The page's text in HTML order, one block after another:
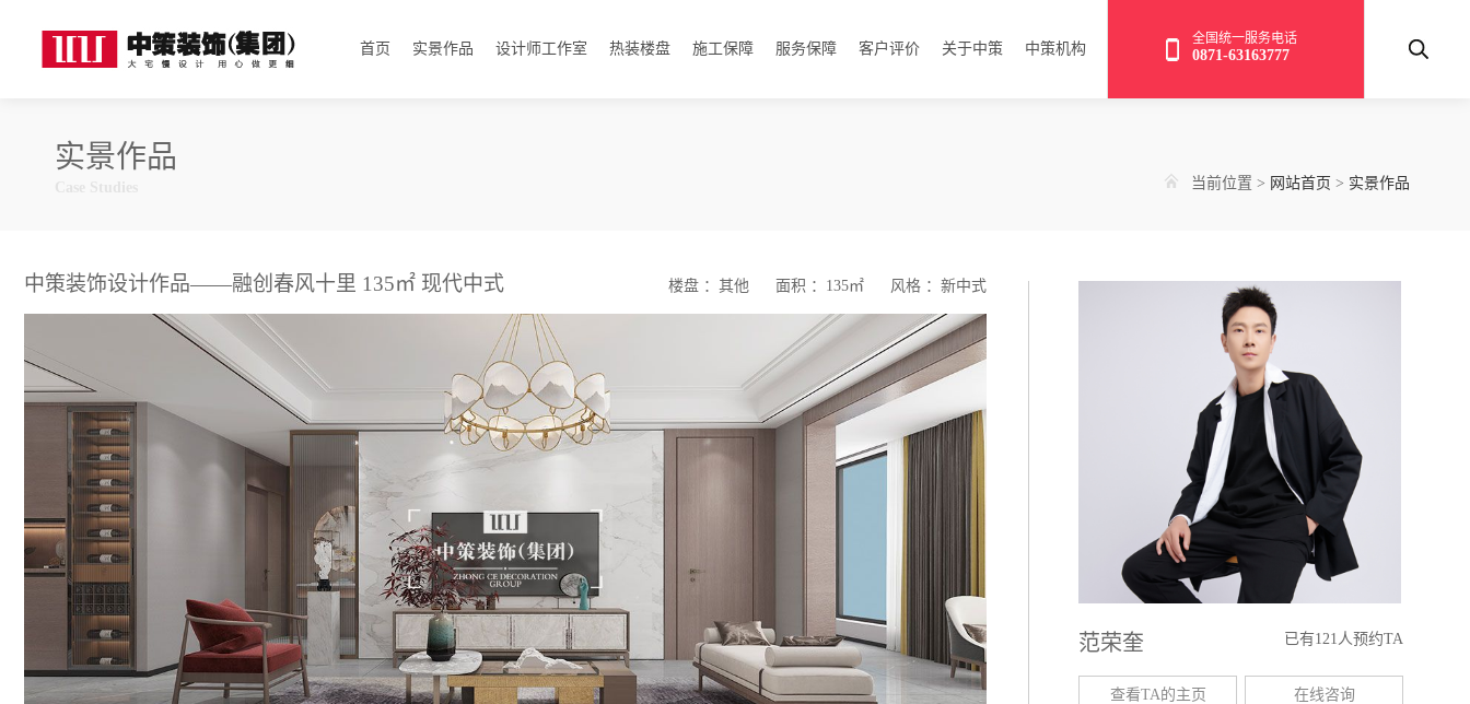
全国统一服务电话
0871-63163777
首页 实景作品 设计师工作室 热装楼盘 施工保障 服务保障 客户评价 关于中策 中策机构
实景作品
当前位置 > 网站首页 > 实景作品
中策装饰设计作品——融创春风十里 135㎡ 现代中式 楼盘 ：其他 面积 ：135㎡ 风格 ：新中式
范荣奎 已有121人预约TA
查看TA的主页 在线咨询